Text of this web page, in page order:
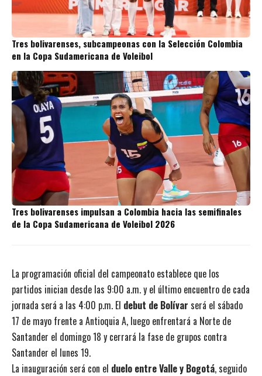
Tres bolivarenses, subcampeonas con la Selección Colombia
en la Copa Sudamericana de Voleibol
Tres bolivarenses impulsan a Colombia hacia las semifinales
de la Copa Sudamericana de Voleibol 2026
La programación oficial del campeonato establece que los
partidos inician desde las 9:00 a.m. y el último encuentro de cada
jornada será a las 4:00 p.m. El debut de Bolívar será el sábado
17 de mayo frente a Antioquia A, luego enfrentará a Norte de
Santander el domingo 18 y cerrará la fase de grupos contra
Santander el lunes 19.
La inauguración será con el duelo entre Valle y Bogotá, seguido